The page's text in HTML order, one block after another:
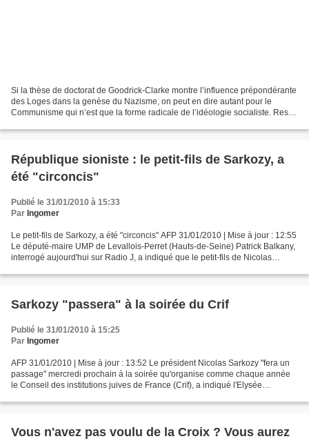
Si la thèse de doctorat de Goodrick-Clarke montre l’influence prépondérante
des Loges dans la genèse du Nazisme, on peut en dire autant pour le
Communisme qui n’est que la forme radicale de l’idéologie socialiste. Reste
République sioniste : le petit-fils de Sarkozy, a
été "circoncis"
Publié le 31/01/2010 à 15:33
Par Ingomer
Le petit-fils de Sarkozy, a été "circoncis" AFP 31/01/2010 | Mise à jour : 12:55
Le député-maire UMP de Levallois-Perret (Hauts-de-Seine) Patrick Balkany,
interrogé aujourd'hui sur Radio J, a indiqué que le petit-fils de Nicolas
Sarkozy "passera" à la soirée du Crif
Publié le 31/01/2010 à 15:25
Par Ingomer
AFP 31/01/2010 | Mise à jour : 13:52 Le président Nicolas Sarkozy "fera un
passage" mercredi prochain à la soirée qu'organise comme chaque année
le Conseil des institutions juives de France (Crif), a indiqué l'Elysée
Vous n'avez pas voulu de la Croix ? Vous aurez